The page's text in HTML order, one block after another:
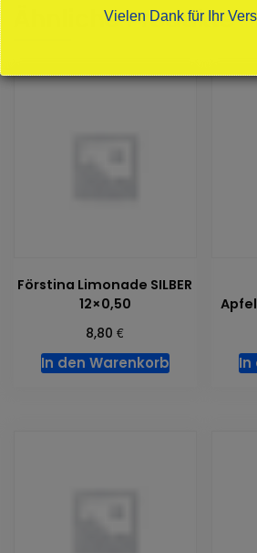
Ähnliche Produkte
Förstina Limonade SILBER
12×0,50
8,80€
In den Warenkorb In
Vielen Dank für Ihr
Dies schließt sich in15